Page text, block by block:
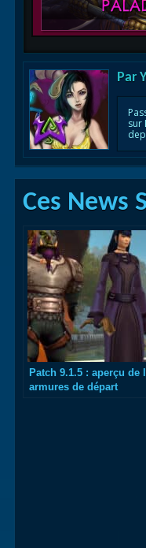
Par
sur
Ces News
Patch 9.1.5 : aperçu de
armures de départ